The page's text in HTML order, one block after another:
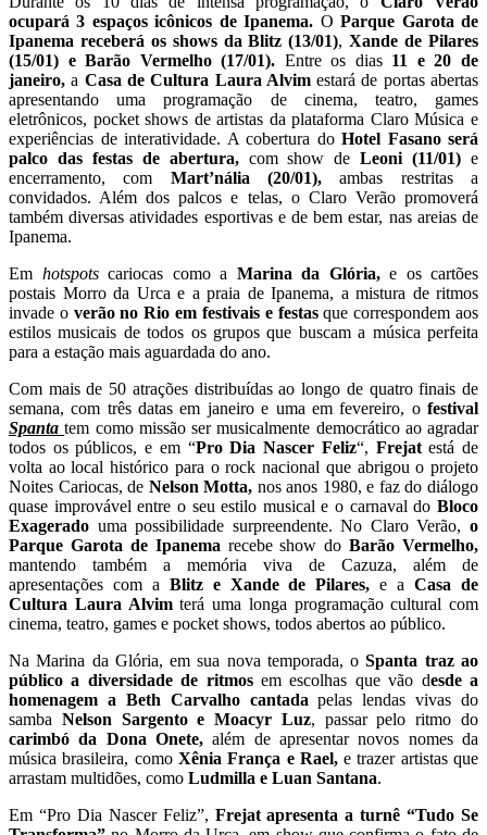
ocupará 3 espaços icônicos de Ipanema. OParque Garota de
Ipanema receberá os shows da Blitz (13/01),Xande de Pilares
(15/01) e Barão Vermelho (17/01). Entre os dias 11 e 20 de
janeiro, a Casa de Cultura Laura Alvimestará de portas abertas
apresentando uma programação de cinema, teatro, games
eletrônicos, pocket shows de artistas da plataforma Claro Música e
experiências de interatividade. A cobertura do Hotel Fasano será
palco das festas de abertura,com show de Leoni (11/01) e
encerramento, com Mart’nália (20/01), ambas restritas a
convidados. Além dos palcos e telas, o Claro Verão promoverá
também diversas atividades esportivas e de bem estar, nas areias de
Ipanema.
Em hotspotscariocas como a Marina da Glória,e os cartões
postais Morro da Urca e a praia de Ipanema, a mistura de ritmos
invade overão no Rio em festivais e festasque correspondem aos
estilos musicais de todos os grupos que buscam a música perfeita
para a estação mais aguardada do ano.
Com mais de 50 atrações distribuídas ao longo de quatro finais de
semana, com três datas em janeiro e uma em fevereiro, o festival
Spantatem como missão ser musicalmente democrático ao agradar
todos os públicos, e em “Pro Dia Nascer Feliz“, Frejatestá de
volta ao local histórico para o rock nacional que abrigou o projeto
Noites Cariocas, de Nelson Motta, nos anos 1980, e faz do diálogo
quase improvável entre o seu estilo musical e o carnaval do Bloco
Exagerado uma possibilidade surpreendente. No Claro Verão, o
Parque Garota de Ipanema recebe show doBarão Vermelho,
mantendo também a memória viva de Cazuza, além de
apresentações com a Blitz e Xande de Pilares, e aCasa de
Cultura Laura Alvimterá uma longa programação cultural com
cinema, teatro, games e pocket shows, todos abertos ao público.
Na Marina da Glória, em sua nova temporada, o Spanta traz ao
público a diversidade de ritmosem escolhas que vão desde a
homenagem a Beth Carvalho cantada pelas lendas vivas do
samba Nelson Sargento e Moacyr Luz, passar pelo ritmo do
carimbó da Dona Onete, além de apresentar novos nomes da
música brasileira, como Xênia França e Rael,e trazer artistas que
arrastam multidões, como Ludmilla e Luan Santana.
Em “Pro Dia Nascer Feliz”, Frejat apresenta a turnê “Tudo Se